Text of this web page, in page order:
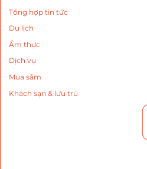
Tổng hợp tin tức
Du lịch
Ẩm thực
Dịch vụ
Mua sắm
Khách sạn & lưu trú